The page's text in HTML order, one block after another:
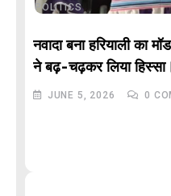
POLITICS
नवादा बना हरियाली का
ने बढ़-चढ़कर लिया
JUNE 5, 2026 0